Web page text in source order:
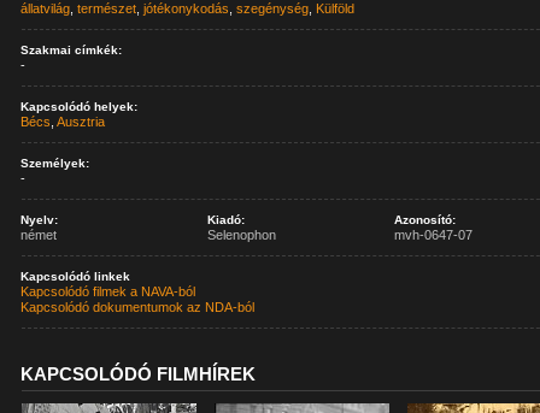
állatvilág ,természet ,jótékonykodás ,szegénység Külföld
Szakmai címkék:
-
Kapcsolódó helyek:
Bécs ,Ausztria
Személyek:
-
Nyelv:
német
Kiadó:
Selenophon
Azonosító:
mvh-0647-07
Kapcsolódó linkek
Kapcsolódó filmek a NAVA-ból
Kapcsolódó dokumentumok az NDA-ból
KAPCSOLÓDÓ FILMHÍREK